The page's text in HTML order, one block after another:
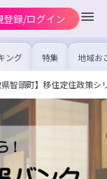
登録/ログイン
ング 特集 地域お
の求
を集め
事内容
を比較
合った
けよう
県智頭町】移住定住政策